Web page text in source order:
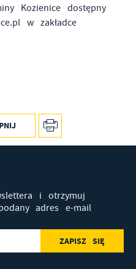
Kozienice dostępny
w zakładce
i otrzymuj
adres e-mail